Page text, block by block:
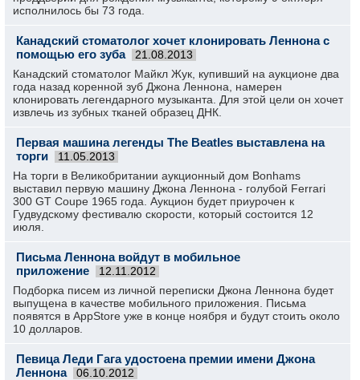
исполнилось бы 73 года.
Канадский стоматолог хочет клонировать Леннона с
помощью его зуба
21.08.2013
Канадский стоматолог Майкл Жук, купивший на аукционе два
года назад коренной зуб Джона Леннона, намерен
клонировать легендарного музыканта. Для этой цели он хочет
извлечь из зубных тканей образец ДНК.
Первая машина легенды The Beatles выставлена на
торги
11.05.2013
На торги в Великобритании аукционный дом Bonhams
выставил первую машину Джона Леннона - голубой Ferrari
300 GT Coupe 1965 года. Аукцион будет приурочен к
Гудвудскому фестивалю скорости, который состоится 12
июля.
Письма Леннона войдут в мобильное
приложение
12.11.2012
Подборка писем из личной переписки Джона Леннона будет
выпущена в качестве мобильного приложения. Письма
появятся в AppStore уже в конце ноября и будут стоить около
10 долларов.
Певица Леди Гага удостоена премии имени Джона
Леннона
06.10.2012